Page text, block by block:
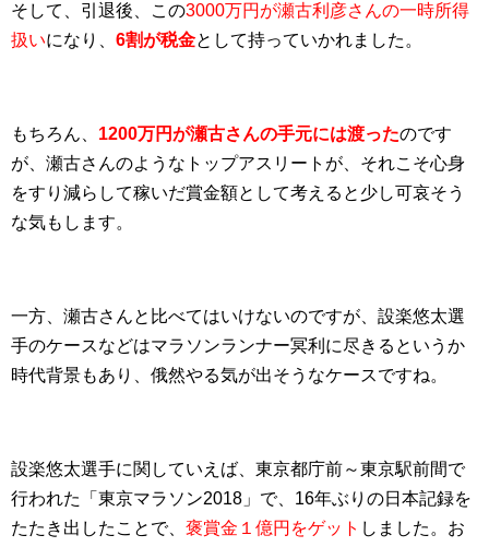
そして、引退後、この3000万円が瀬古利彦さんの一時所得
扱いになり、 6割が税金として持っていかれました。
もちろん、 1200万円が瀬古さんの手元には渡ったのです
が、瀬古さんのようなトップアスリートが、それこそ心身
をすり減らして稼いだ賞金額として考えると少し可哀そう
な気もします。
一方、瀬古さんと比べてはいけないのですが、設楽悠太選
手のケースなどはマラソンランナー冥利に尽きるというか
時代背景もあり、俄然やる気が出そうなケースですね。
設楽悠太選手に関していえば、東京都庁前～東京駅前間で
行われた「東京マラソン2018」で、16年ぶりの日本記録を
たたき出したことで、 褒賞金１億円をゲット しました。お